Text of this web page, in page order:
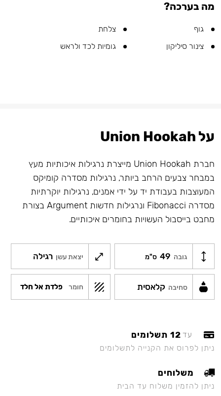
מה בערכה?
גוף
צלחת
צינור סיליקון
גומיות לכד ולראש
על Union Hookah
חברת Union Hookah מייצרת נרגילות איכותיות מעץ
במבחר צבעים הרחב ביותר, נרגילות מסדרה קומיקס
המעוצבות בעבודת יד על ידי אמנים, נרגילות יוקרתיות
מסדרה Fibonacci ונרגילות חדשות Argument בצורת
מחבט בייסבול העשויות בחומרים איכותיים.
גובה 49 ס"מ יצאת עשן רגילה
סחיבה קלאסית חומר פלדת אל חלד
עד 12 תשלומים
ניתן לפרוס את הקנייה לתשלומים
משלוחים
ניתן להזמין משלוח עד הבית